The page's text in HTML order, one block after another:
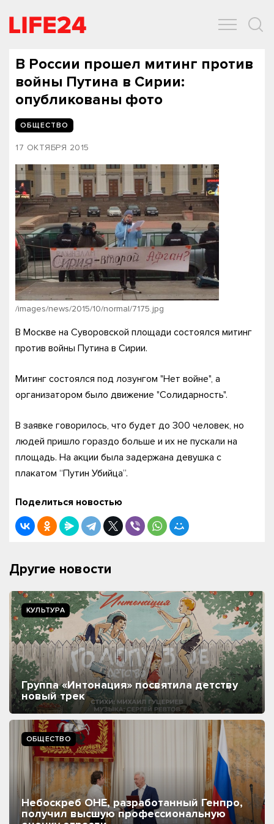
В России прошел митинг против
войны Путина в Сирии:
опубликованы фото
ОБЩЕСТВО
17 ОКТЯБРЯ 2015
/images/news/2015/10/normal/7175.jpg
В Москве на Суворовской площади состоялся митинг
против войны Путина в Сирии.
Митинг состоялся под лозунгом "Нет войне", а
организатором было движение "Солидарность".
В заявке говорилось, что будет до 300 человек, но
людей пришло гораздо больше и их не пускали на
площадь. На акции была задержана девушка с
плакатом “Путин Убийца”.
Поделиться новостью
Другие новости
КУЛЬТУРА
Группа «Интонация» посвятила детству
новый трек
ОБЩЕСТВО
Небоскреб ОНЕ, разработанный Генпро,
получил высшую профессиональную